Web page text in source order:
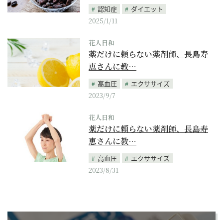
認知症
ダイエット
2025/1/11
花人日和
薬だけに頼らない薬剤師、長島寿
恵さんに教…
高血圧
エクササイズ
2023/9/7
花人日和
薬だけに頼らない薬剤師、長島寿
恵さんに教…
高血圧
エクササイズ
2023/8/31